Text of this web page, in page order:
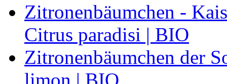
Zitronenbäumchen -
Citrus paradisi | BIO
Zitronenbäumchen der
limon | BIO